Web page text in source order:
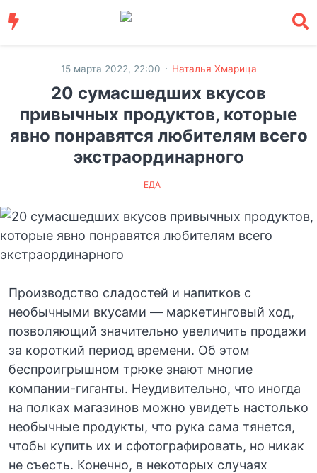
15 марта 2022, 22:00 · Наталья Хмарица
20 сумасшедших вкусов
привычных продуктов, которые
явно понравятся любителям всего
экстраординарного
ЕДА
Производство сладостей и напитков с
необычными вкусами — маркетинговый ход,
позволяющий значительно увеличить продажи
за короткий период времени. Об этом
беспроигрышном трюке знают многие
компании-гиганты. Неудивительно, что иногда
на полках магазинов можно увидеть настолько
необычные продукты, что рука сама тянется,
чтобы купить их и сфотографировать, но никак
не съесть. Конечно, в некоторых случаях